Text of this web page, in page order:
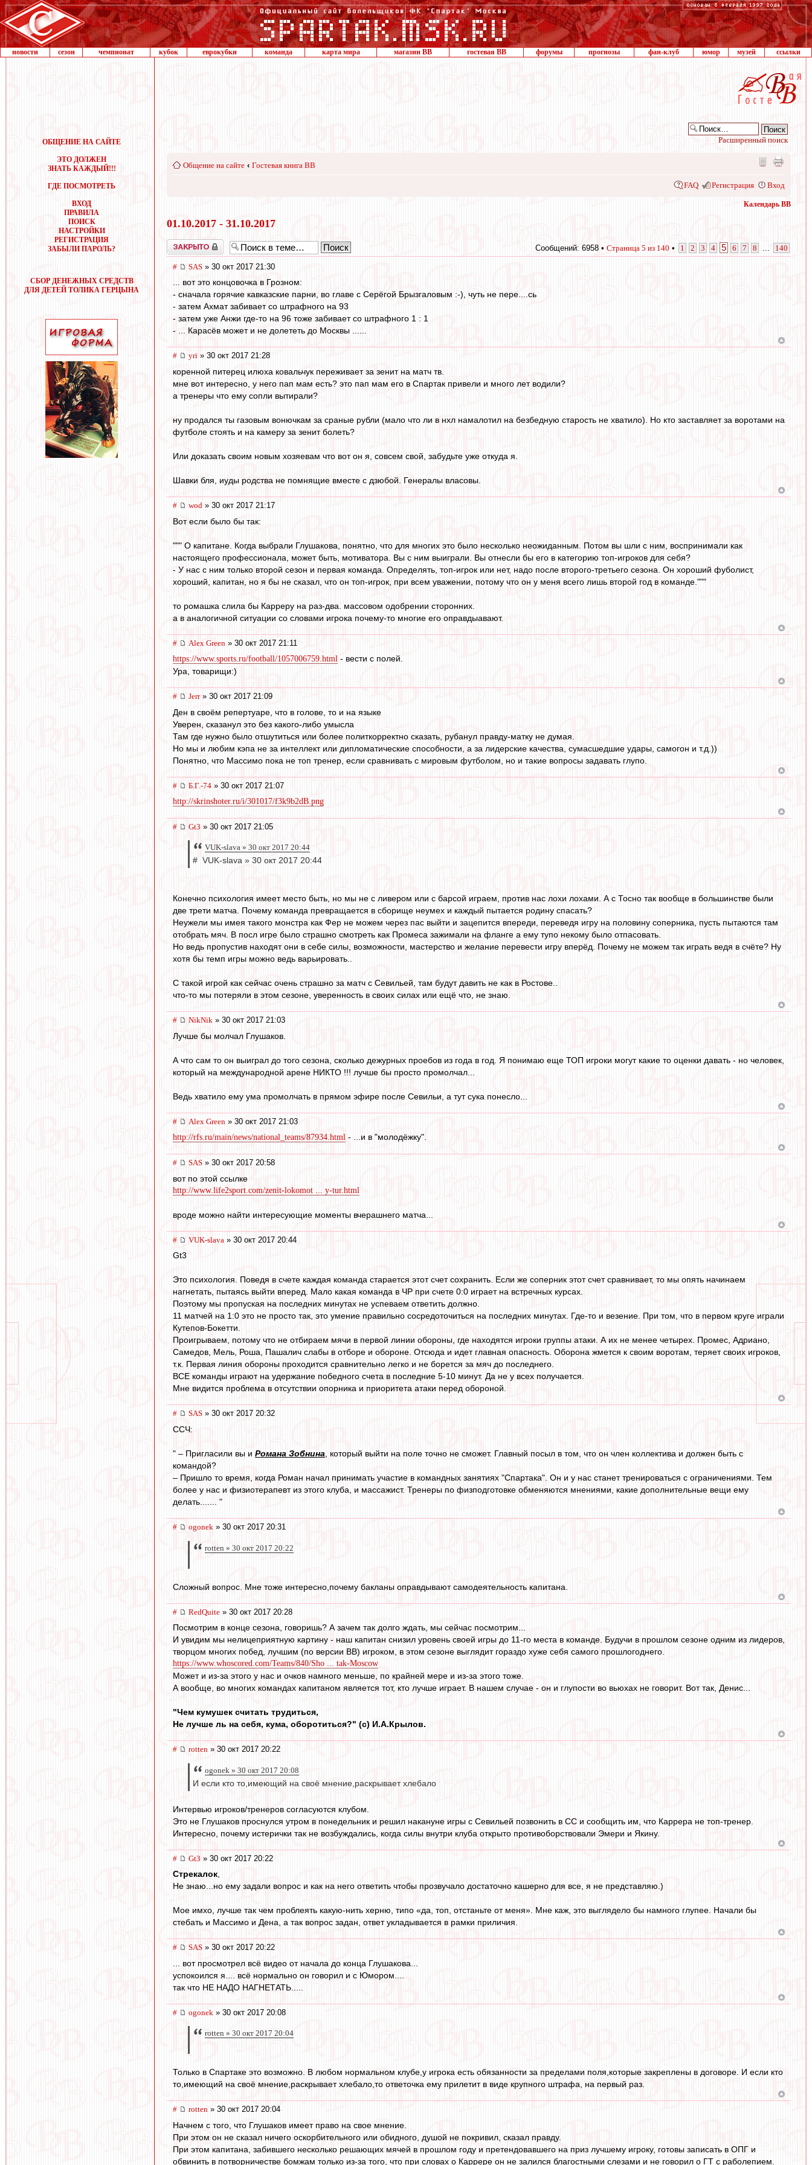
новости сезон чемпионат кубок еврокубки команда карта мира магазин ВВ гостевая ВВ форумы прогнозы фан-клуб юмор музей ссылки
ОБЩЕНИЕ НА САЙТЕ
ЭТО ДОЛЖЕН
ЗНАТЬ КАЖДЫЙ!!!
ГДЕ ПОСМОТРЕТЬ
ВХОД
ПРАВИЛА
ПОИСК
НАСТРОЙКИ
РЕГИСТРАЦИЯ
ЗАБЫЛИ ПАРОЛЬ?
СБОР ДЕНЕЖНЫХ СРЕДСТВ
ДЛЯ ДЕТЕЙ ТОЛИКА ГЕРЦЫНА
Расширенный поиск
Общение на сайте ‹ Гостевая книга ВВ
FAQ Регистрация Вход
Календарь ВВ
01.10.2017 - 31.10.2017
Закрыто Сообщений: 6958 • Страница 5 из 140 • 1 2 3 4 5 6 7 8 140
# SAS » 30 окт 2017 21:30
... вот это концовочка в Грозном:
- сначала горячие кавказские парни, во главе с Серёгой Брызгаловым :-), чуть не пере....сь
- затем Ахмат забивает со штрафного на 93
- затем уже Анжи где-то на 96 тоже забивает со штрафного 1 : 1
- ... Карасёв может и не долететь до Москвы ......
# yri » 30 окт 2017 21:28
коренной питерец илюха ковальчук переживает за зенит на матч тв.
мне вот интересно, у него пап мам есть? это пап мам его в Спартак привели и много лет водили?
а тренеры что ему сопли вытирали?
ну продался ты газовым вонючкам за сраные рубли (мало что ли в нхл намалотил на безбедную старость не хватило). Но кто заставляет за воротами на
футболе стоять и на камеру за зенит болеть?
Или доказать своим новым хозяевам что вот он я, совсем свой, забудьте уже откуда я.
Шавки бля, иуды родства не помнящие вместе с дзюбой. Генералы власовы.
# wod » 30 окт 2017 21:17
Вот если было бы так:
""" О капитане. Когда выбрали Глушакова, понятно, что для многих это было несколько неожиданным. Потом вы шли с ним, воспринимали как
настоящего профессионала, может быть, мотиватора. Вы с ним выиграли. Вы отнесли бы его в категорию топ-игроков для себя?
- У нас с ним только второй сезон и первая команда. Определять, топ-игрок или нет, надо после второго-третьего сезона. Он хороший фуболист,
хороший, капитан, но я бы не сказал, что он топ-игрок, при всем уважении, потому что он у меня всего лишь второй год в команде."""
то ромашка слила бы Карреру на раз-два. массовом одобрении сторонних.
а в аналогичной ситуации со словами игрока почему-то многие его оправдыавают.
# Alex Green » 30 окт 2017 21:11
https://www.sports.ru/football/1057006759.html - вести с полей.
Ура, товарищи:)
# Jerr» 30 окт 2017 21:09
Ден в своём репертуаре, что в голове, то и на языке
Уверен, сказанул это без какого-либо умысла
Там где нужно было отшутиться или более политкорректно сказать, рубанул правду-матку не думая.
Но мы и любим кэпа не за интеллект или дипломатические способности, а за лидерские качества, сумасшедшие удары, самогон и т.д.))
Понятно, что Массимо пока не топ тренер, если сравнивать с мировым футболом, но и такие вопросы задавать глупо.
# Б.Г.-74 » 30 окт 2017 21:07
http://skrinshoter.ru/i/301017/f3k9b2dB.png
# Gt3 » 30 окт 2017 21:05
VUK-slava » 30 окт 2017 20:44
# VUK-slava » 30 окт 2017 20:44
Конечно психология имеет место быть, но мы не с ливером или с барсой играем, против нас лохи лохами. А с Тосно так вообще в большинстве были
две трети матча. Почему команда превращается в сборище неумех и каждый пытается родину спасать?
Неужели мы имея такого монстра как Фер не можем через пас выйти и зацепится впереди, переведя игру на половину соперника, пусть пытаются там
отобрать мяч. В посл игре было страшно смотреть как Промеса зажимали на фланге а ему тупо некому было отпасовать.
Но ведь пропустив находят они в себе силы, возможности, мастерство и желание перевести игру вперёд. Почему не можем так играть ведя в счёте? Ну
хотя бы темп игры можно ведь варьировать..
С такой игрой как сейчас очень страшно за матч с Севильей, там будут давить не как в Ростове..
что-то мы потеряли в этом сезоне, уверенность в своих силах или ещё что, не знаю.
# NikNik » 30 окт 2017 21:03
Лучше бы молчал Глушаков.
А что сам то он выиграл до того сезона, сколько дежурных проебов из года в год. Я понимаю еще ТОП игроки могут какие то оценки давать - но человек,
который на международной арене НИКТО !!! лучше бы просто промолчал...
Ведь хватило ему ума промолчать в прямом эфире после Севильи, а тут сука понесло...
# Alex Green » 30 окт 2017 21:03
http://rfs.ru/main/news/national_teams/87934.html - ...и в "молодёжку".
# SAS » 30 окт 2017 20:58
вот по этой ссылке
http://www.life2sport.com/zenit-lokomot ... y-tur.html
вроде можно найти интересующие моменты вчерашнего матча...
# VUK-slava » 30 окт 2017 20:44
Gt3
Это психология. Поведя в счете каждая команда старается этот счет сохранить. Если же соперник этот счет сравнивает, то мы опять начинаем
нагнетать, пытаясь выйти вперед. Мало какая команда в ЧР при счете 0:0 играет на встречных курсах.
Поэтому мы пропуская на последних минутах не успеваем ответить должно.
11 матчей на 1:0 это не просто так, это умение правильно сосредоточиться на последних минутах. Где-то и везение. При том, что в первом круге играли
Кутепов-Бокетти.
Проигрываем, потому что не отбираем мячи в первой линии обороны, где находятся игроки группы атаки. А их не менее четырех. Промес, Адриано,
Самедов, Мель, Роша, Пашалич слабы в отборе и обороне. Отсюда и идет главная опасность. Оборона жмется к своим воротам, теряет своих игроков,
т.к. Первая линия обороны проходится сравнительно легко и не борется за мяч до последнего.
ВСЕ команды играют на удержание победного счета в последние 5-10 минут. Да не у всех получается.
Мне видится проблема в отсутствии опорника и приоритета атаки перед обороной.
# SAS » 30 окт 2017 20:32
ССЧ:
" – Пригласили вы и Романа Зобнина , который выйти на поле точно не сможет. Главный посыл в том, что он член коллектива и должен быть с
командой?
– Пришло то время, когда Роман начал принимать участие в командных занятиях "Спартака". Он и у нас станет тренироваться с ограничениями. Тем
более у нас и физиотерапевт из этого клуба, и массажист. Тренеры по физподготовке обменяются мнениями, какие дополнительные вещи ему
делать....... "
# ogonek » 30 окт 2017 20:31
rotten » 30 окт 2017 20:22
Сложный вопрос. Мне тоже интересно,почему бакланы оправдывают самодеятельность капитана.
# RedQuite » 30 окт 2017 20:28
Посмотрим в конце сезона, говоришь? А зачем так долго ждать, мы сейчас посмотрим...
И увидим мы нелицеприятную картину - наш капитан снизил уровень своей игры до 11-го места в команде. Будучи в прошлом сезоне одним из лидеров,
творцом многих побед, лучшим (по версии ВВ) игроком, в этом сезоне выглядит гораздо хуже себя самого прошлогоднего.
https://www.whoscored.com/Teams/840/Sho ... tak-Moscow
Может и из-за этого у нас и очков намного меньше, по крайней мере и из-за этого тоже.
А вообще, во многих командах капитаном является тот, кто лучше играет. В нашем случае - он и глупости во вьюхах не говорит. Вот так, Денис...
"Чем кумушек считать трудиться,
Не лучше ль на себя, кума, оборотиться?" (с) И.А.Крылов.
# rotten » 30 окт 2017 20:22
ogonek » 30 окт 2017 20:08
И если кто то,имеющий на своё мнение,раскрывает хлебало
Интервью игроков/тренеров согласуются клубом.
Это не Глушаков проснулся утром в понедельник и решил накануне игры с Севильей позвонить в СС и сообщить им, что Каррера не топ-тренер.
Интересно, почему истерички так не возбуждались, когда силы внутри клуба открыто противоборствовали Эмери и Якину.
# Gt3 » 30 окт 2017 20:22
Стрекалок,
Не знаю...но ему задали вопрос и как на него ответить чтобы прозвучало достаточно кашерно для все, я не представляю.)
Мое имхо, лучше так чем проблеять какую-нить херню, типо «да, топ, отстаньте от меня». Мне каж, это выглядело бы намного глупее. Начали бы
стебать и Массимо и Дена, а так вопрос задан, ответ укладывается в рамки приличия.
# SAS » 30 окт 2017 20:22
... вот просмотрел всё видео от начала до конца Глушакова...
успокоился я.... всё нормально он говорил и с Юмором....
так что НЕ НАДО НАГНЕТАТЬ.....
# ogonek » 30 окт 2017 20:08
rotten » 30 окт 2017 20:04
Только в Спартаке это возможно. В любом нормальном клубе,у игрока есть обязанности за пределами поля,которые закреплены в договоре. И если кто
то,имеющий на своё мнение,раскрывает хлебало,то ответочка ему прилетит в виде крупного штрафа, на первый раз.
# rotten » 30 окт 2017 20:04
Начнем с того, что Глушаков имеет право на свое мнение.
При этом он не сказал ничего оскорбительного или обидного, душой не покривил, сказал правду.
При этом капитана, забившего несколько решающих мячей в прошлом году и претендовавшего на приз лучшему игроку, готовы записать в ОПГ и
обвинить в потворничестве бомжам только из-за того, что при словах о Каррере он не залился благостными слезами и не говорил о ГТ с раболепием.